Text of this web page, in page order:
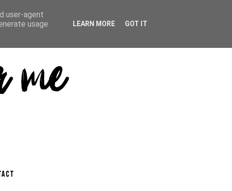
user-agent
usage
LEARN MORE GOT IT